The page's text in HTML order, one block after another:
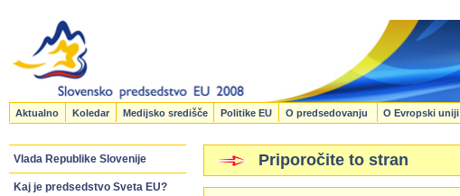
Aktualno Koledar Medijsko središče Politike EU O predsedovanju O Evropski uniji
Vlada Republike Slovenije
Kaj je predsedstvo Sveta EU?
Priporočite to stran